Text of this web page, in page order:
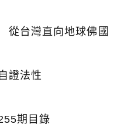
台灣直向地球佛國
證法性
期目錄